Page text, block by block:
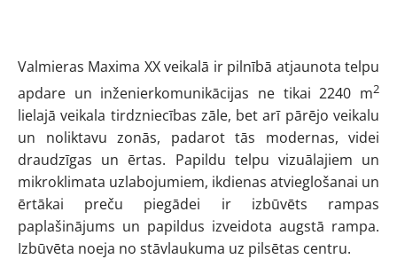
Valmieras Maxima XX veikalā ir pilnībā atjaunota telpu
apdare un inženierkomunikācijas ne tikai 2240 m2
lielajā veikala tirdzniecības zāle, bet arī pārējo veikalu
un noliktavu zonās, padarot tās modernas, videi
draudzīgas un ērtas. Papildu telpu vizuālajiem un
mikroklimata uzlabojumiem, ikdienas atvieglošanai un
ērtākai preču piegādei ir izbūvēts rampas
paplašinājums un papildus izveidota augstā rampa.
Izbūvēta noeja no stāvlaukuma uz pilsētas centru.